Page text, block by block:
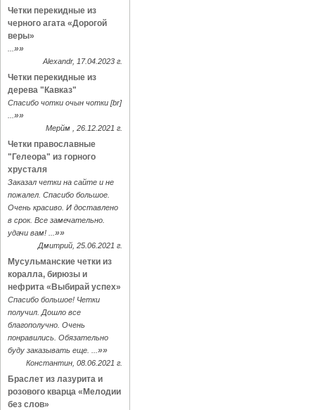
Четки перекидные из
черного агата «Дорогой
веры»
»»
Alexandr, 17.04.2023 г.
Четки перекидные из
дерева "Кавказ"
Спасибо чотки очын чотки [br]
»»
Мерйм , 26.12.2021 г.
Четки православные
"Гелеора" из горного
хрусталя
Заказал четки на сайте и не
пожалел. Спасибо большое.
Очень красиво. И доставлено
в срок. Все замечательно.
удачи вам! ... »»
Дмитрий, 25.06.2021 г.
Мусульманские четки из
коралла, бирюзы и
нефрита «Выбирай успех»
Спасибо большое! Четки
получил. Дошло все
благополучно. Очень
понравились. Обязательно
буду заказывать еще. ... »»
Константин, 08.06.2021 г.
Браслет из лазурита и
розового кварца «Мелодии
без слов»